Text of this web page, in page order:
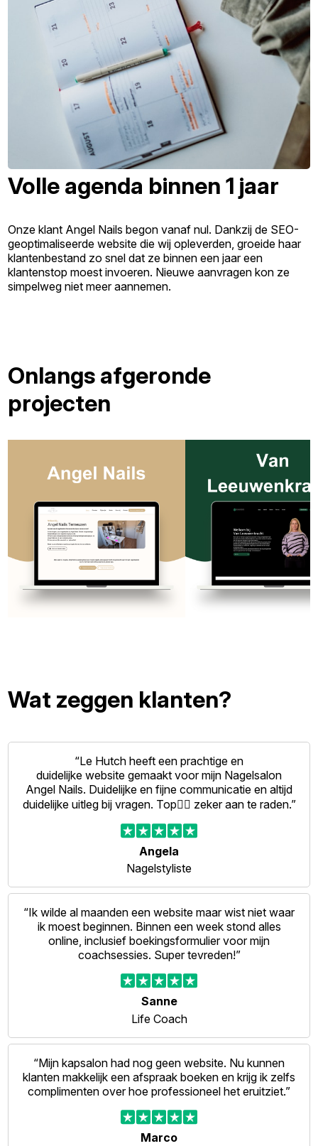
Volle agenda binnen 1 jaar
Onze klant Angel Nails begon vanaf nul. Dankzij de SEO-
geoptimaliseerde website die wij opleverden, groeide haar
klantenbestand zo snel dat ze binnen een jaar een
klantenstop moest invoeren. Nieuwe aanvragen kon ze
simpelweg niet meer aannemen.
Onlangs afgeronde
projecten
Wat zeggen klanten?
“Le Hutch heeft een prachtige en
duidelijke website gemaakt voor mijn Nagelsalon
Angel Nails. Duidelijke en fijne communicatie en altijd
duidelijke uitleg bij vragen. Top👍🏻 zeker aan te raden.”
Angela
Nagelstyliste
“Ik wilde al maanden een website maar wist niet waar
ik moest beginnen. Binnen een week stond alles
online, inclusief boekingsformulier voor mijn
coachsessies. Super tevreden!”
Sanne
Life Coach
“Mijn kapsalon had nog geen website. Nu kunnen
klanten makkelijk een afspraak boeken en krijg ik zelfs
complimenten over hoe professioneel het eruitziet.”
Marco